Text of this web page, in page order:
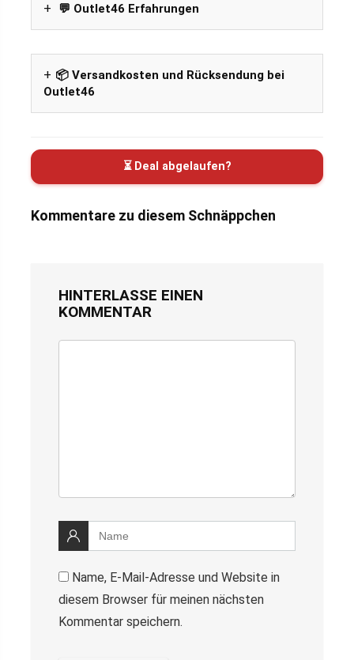
💬 Outlet46 Erfahrungen
📦 Versandkosten und Rücksendung bei
Outlet46
⏳ Deal abgelaufen?
Kommentare zu diesem Schnäppchen
HINTERLASSE EINEN
KOMMENTAR
Name, E-Mail-Adresse und Website in
diesem Browser für meinen nächsten
Kommentar speichern.